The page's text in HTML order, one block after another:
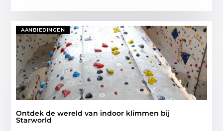
AANBIEDINGEN
Ontdek de wereld van indoor klimmen bij
Starworld